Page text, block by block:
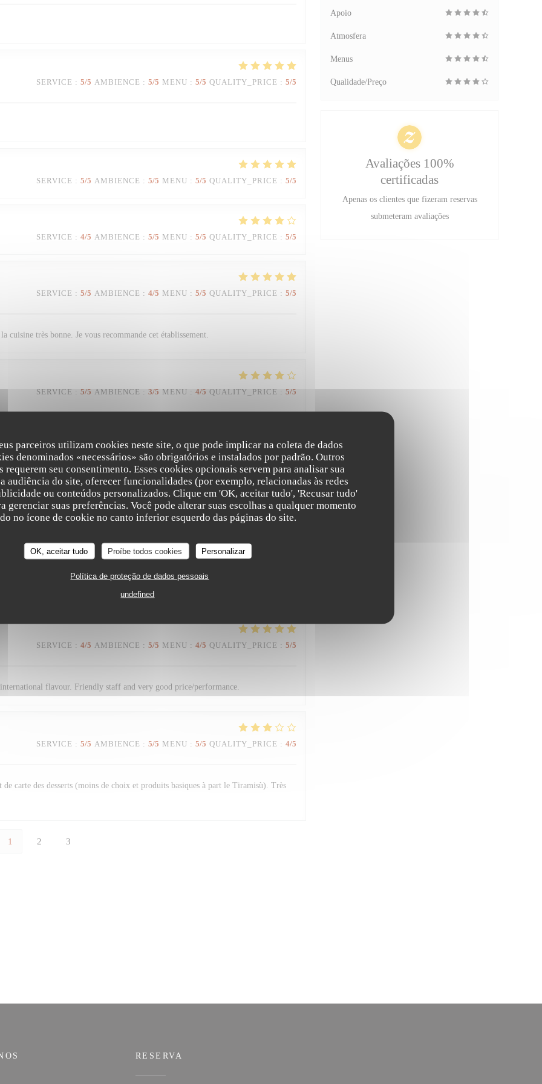
parceiros utilizam cookies neste site, o que pode implicar na coleta de dados
denominados «necessários» são obrigatórios e instalados por padrão. Outros
requerem seu consentimento. Esses cookies opcionais servem para analisar sua
audiência do site, oferecer funcionalidades (por exemplo, relacionadas às redes
ou conteúdos personalizados. Clique em 'OK, aceitar tudo', 'Recusar tudo'
gerenciar suas preferências. Você pode alterar suas escolhas a qualquer momento
no ícone de cookie no canto inferior esquerdo das páginas do site.
OK, aceitar tudo Proíbe todos cookies Personalizar
Política de proteção de dados pessoais
undefined
SERVICE : 5/5 AMBIENCE : 5/5 MENU : 5/5 QUALITY_PRICE : 5/5
SERVICE : 5/5 AMBIENCE : 5/5 MENU : 5/5 QUALITY_PRICE : 5/5
SERVICE : 4/5 AMBIENCE : 5/5 MENU : 5/5 QUALITY_PRICE : 5/5
SERVICE : 5/5 AMBIENCE : 4/5 MENU : 5/5 QUALITY_PRICE : 5/5
cuisine très bonne. Je vous recommande cet établissement.
SERVICE : 5/5 AMBIENCE : 3/5 MENU : 4/5 QUALITY_PRICE : 5/5
au homard Desserts excellents
SERVICE: 5/5 AMBIENCE: 5/5 MENU: 5/5 QUALITY_PRICE: 5/5
SERVICE: 4/5 AMBIENCE: 2/5 MENU: 5/5 QUALITY_PRICE
qualité. Service souriant.
SERVICE : 4/5 AMBIENCE : 5/5 MENU : 4/5 QUALITY_PRICE : 5/5
flavour. Friendly staff and very good price/performance.
SERVICE : 5/5 AMBIENCE : 5/5 MENU : 5/5 QUALITY_PRICE : 4/5
carte des desserts (moins de choix et produits basiques à part le Tiramisù). Très
1 2 3
Apoio
Atmosfera
Menus
Qualidade/Preço
Avaliações 100%
certificadas
Apenas os clientes que fizeram reservas
submeteram avaliações
RESERVA
Trattoria Quattro